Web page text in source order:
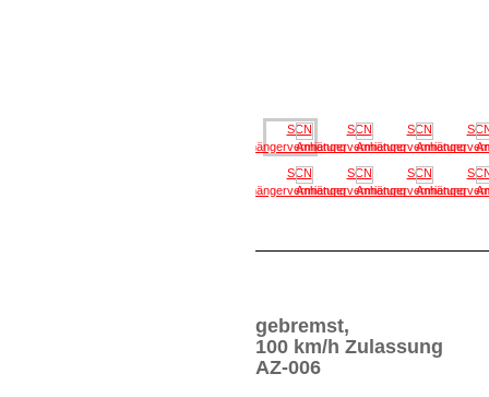
gebremst,
100 km/h Zulassung
AZ-006